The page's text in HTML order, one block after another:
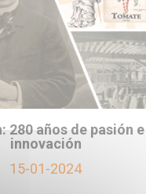
280 años de pasión e
innovación
15-01-2024